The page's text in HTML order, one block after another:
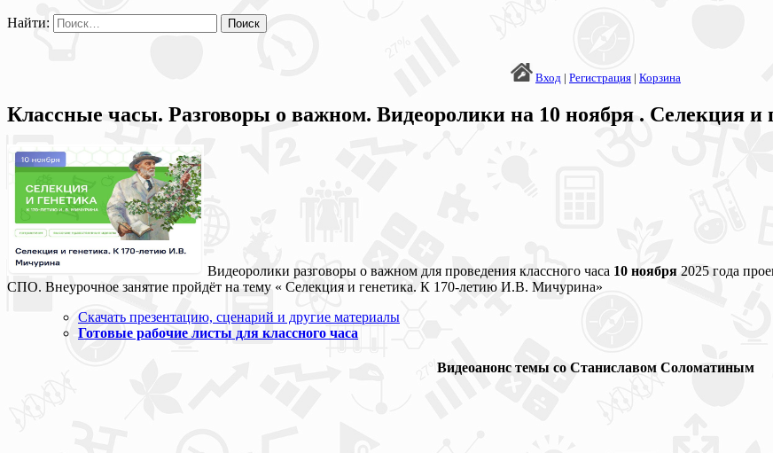
Найти:
Вход | Регистрация | Корзина
Классные часы. Разговоры о важном. Видеоролики на 10 ноября . Селекция
Видеоролики разговоры о важном для проведения классного часа 10 ноября 2025 года
СПО. Внеурочное занятие пройдёт на тему « Селекция и генетика. К 170-летию И.В. Мичурина»
Скачать презентацию, сценарий и другие материалы
Готовые рабочие листы для классного часа
Видеоанонс темы со Станиславом Соломатиным